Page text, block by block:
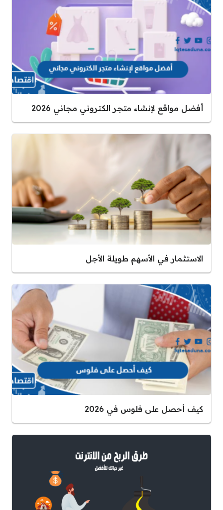
أفضل مواقع لإنشاء متجر الكتروني مجاني 2026
الاستثمار في الأسهم طويلة الأجل​
كيف أحصل على فلوس في 2026